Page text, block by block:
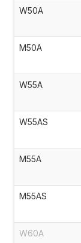
W50A
M50A
W55A
W55AS
M55A
M55AS
W60A